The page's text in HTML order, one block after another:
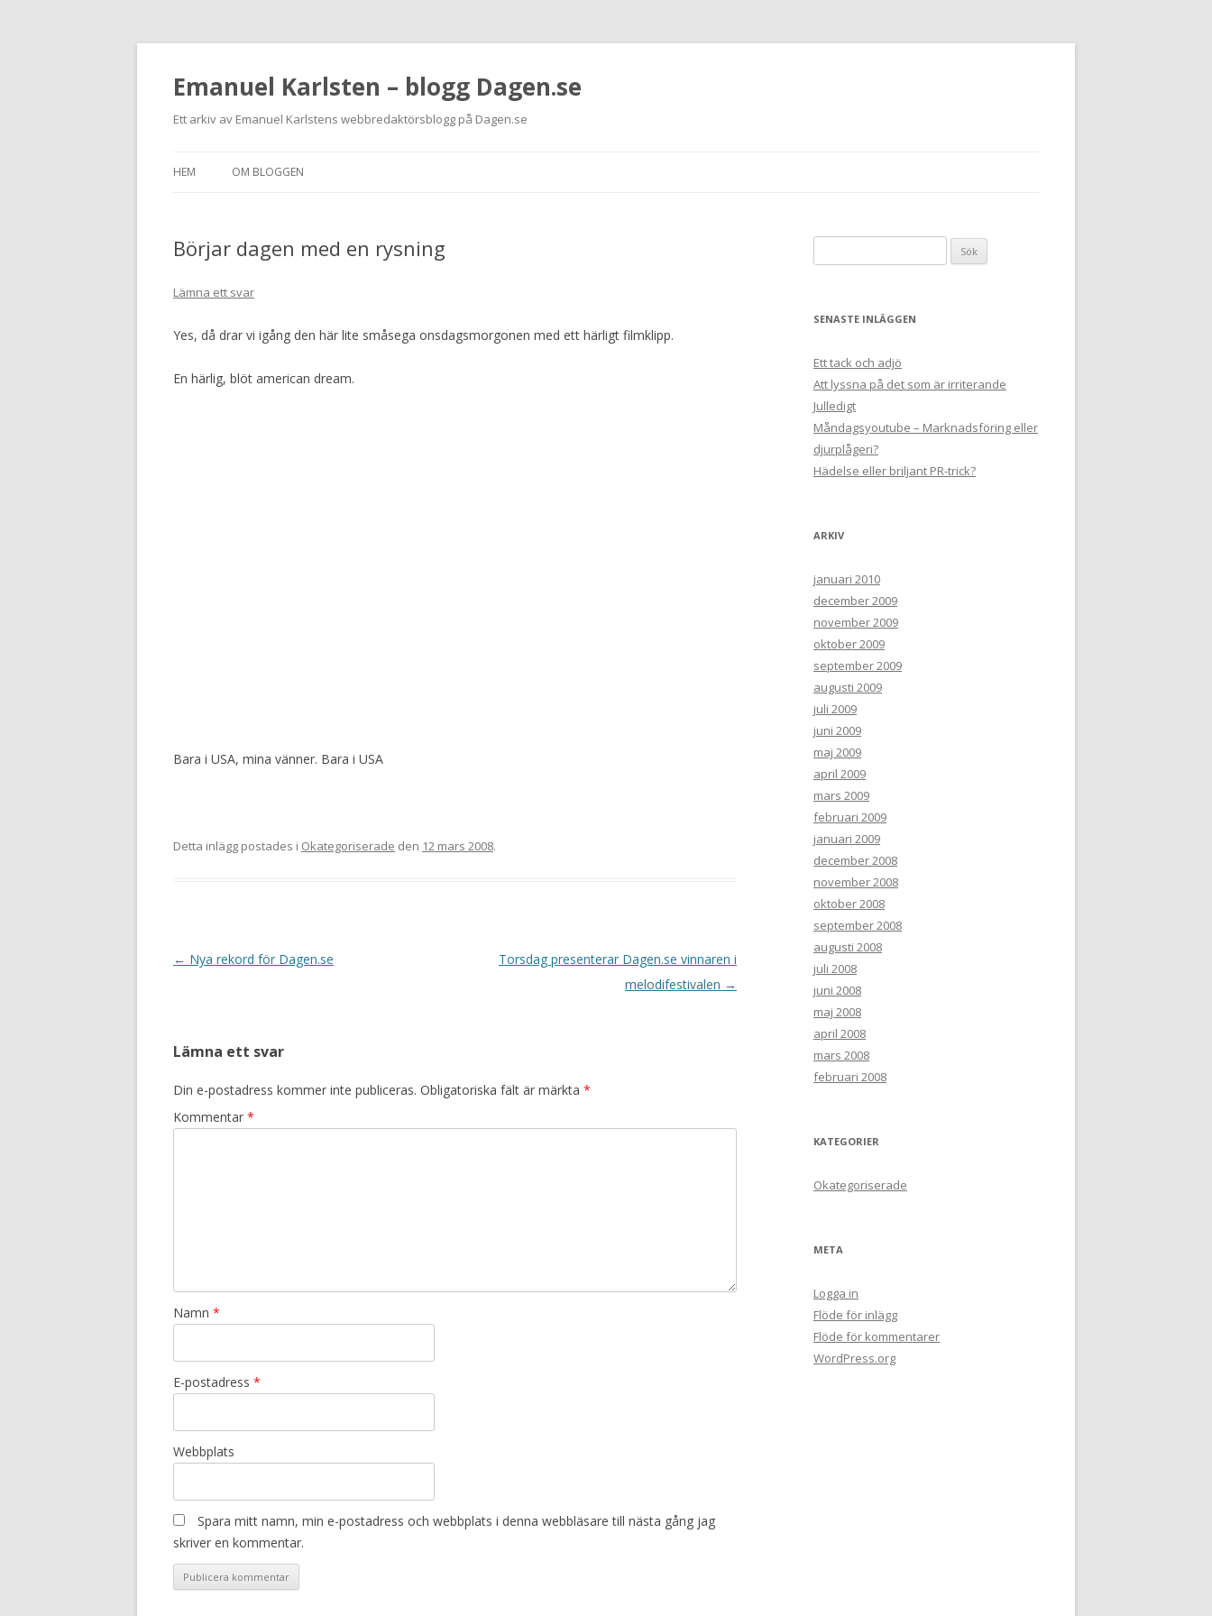
Emanuel Karlsten – blogg Dagen.se
Ett arkiv av Emanuel Karlstens webbredaktörsblogg på Dagen.se
HEM OM BLOGGEN
Börjar dagen med en rysning
Lämna ett svar
Yes, då drar vi igång den här lite småsega onsdagsmorgonen med ett härligt filmklipp.
En härlig, blöt american dream.
Bara i USA, mina vänner. Bara i USA
Detta inlägg postades i Okategoriserade den 12 mars 2008.
Inläggsnavigering
← Nya rekord för Dagen.se
Torsdag presenterar Dagen.se vinnaren i
melodifestivalen →
Lämna ett svar
Din e-postadress kommer inte publiceras. Obligatoriska fält är märkta *
Kommentar *
Namn *
E-postadress *
Webbplats
Spara mitt namn, min e-postadress och webbplats i denna webbläsare till nästa gång jag
skriver en kommentar.
efter:
SENASTE INLÄGGEN
Ett tack och adjö
Att lyssna på det som är irriterande
Julledigt
Måndagsyoutube – Marknadsföring eller
djurplågeri?
Hädelse eller briljant PR-trick?
ARKIV
januari 2010
december 2009
november 2009
oktober 2009
september 2009
augusti 2009
juli 2009
juni 2009
maj 2009
april 2009
mars 2009
februari 2009
januari 2009
december 2008
november 2008
oktober 2008
september 2008
augusti 2008
juli 2008
juni 2008
maj 2008
april 2008
mars 2008
februari 2008
KATEGORIER
Okategoriserade
META
Logga in
Flöde för inlägg
Flöde för kommentarer
WordPress.org